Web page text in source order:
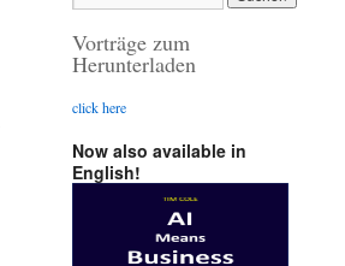
Vorträge zum
Herunterladen
click here
Now also available in
English!